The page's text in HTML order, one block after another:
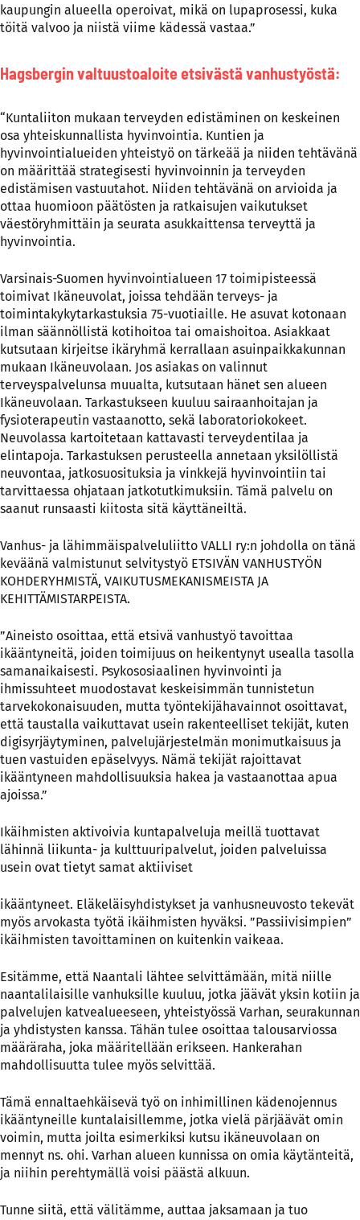
kaupungin alueella operoivat, mikä on lupaprosessi, kuka
töitä valvoo ja niistä viime kädessä vastaa.”
Hagsbergin valtuustoaloite etsivästä vanhustyöstä:
“Kuntaliiton mukaan terveyden edistäminen on keskeinen
osa yhteiskunnallista hyvinvointia. Kuntien ja
hyvinvointialueiden yhteistyö on tärkeää ja niiden tehtävänä
on määrittää strategisesti hyvinvoinnin ja terveyden
edistämisen vastuutahot. Niiden tehtävänä on arvioida ja
ottaa huomioon päätösten ja ratkaisujen vaikutukset
väestöryhmittäin ja seurata asukkaittensa terveyttä ja
hyvinvointia.
Varsinais-Suomen hyvinvointialueen 17 toimipisteessä
toimivat Ikäneuvolat, joissa tehdään terveys- ja
toimintakykytarkastuksia 75-vuotiaille. He asuvat kotonaan
ilman säännöllistä kotihoitoa tai omaishoitoa. Asiakkaat
kutsutaan kirjeitse ikäryhmä kerrallaan asuinpaikkakunnan
mukaan Ikäneuvolaan. Jos asiakas on valinnut
terveyspalvelunsa muualta, kutsutaan hänet sen alueen
Ikäneuvolaan. Tarkastukseen kuuluu sairaanhoitajan ja
fysioterapeutin vastaanotto, sekä laboratoriokokeet.
Neuvolassa kartoitetaan kattavasti terveydentilaa ja
elintapoja. Tarkastuksen perusteella annetaan yksilöllistä
neuvontaa, jatkosuosituksia ja vinkkejä hyvinvointiin tai
tarvittaessa ohjataan jatkotutkimuksiin. Tämä palvelu on
saanut runsaasti kiitosta sitä käyttäneiltä.
Vanhus- ja lähimmäispalveluliitto VALLI ry:n johdolla on tänä
keväänä valmistunut selvitystyö ETSIVÄN VANHUSTYÖN
KOHDERYHMISTÄ, VAIKUTUSMEKANISMEISTA JA
KEHITTÄMISTARPEISTA.
”Aineisto osoittaa, että etsivä vanhustyö tavoittaa
ikääntyneitä, joiden toimijuus on heikentynyt usealla tasolla
samanaikaisesti. Psykososiaalinen hyvinvointi ja
ihmissuhteet muodostavat keskeisimmän tunnistetun
tarvekokonaisuuden, mutta työntekijähavainnot osoittavat,
että taustalla vaikuttavat usein rakenteelliset tekijät, kuten
digisyrjäytyminen, palvelujärjestelmän monimutkaisuus ja
tuen vastuiden epäselvyys. Nämä tekijät rajoittavat
ikääntyneen mahdollisuuksia hakea ja vastaanottaa apua
ajoissa.”
Ikäihmisten aktivoivia kuntapalveluja meillä tuottavat
lähinnä liikunta- ja kulttuuripalvelut, joiden palveluissa
usein ovat tietyt samat aktiiviset
ikääntyneet. Eläkeläisyhdistykset ja vanhusneuvosto tekevät
myös arvokasta työtä ikäihmisten hyväksi. ”Passiivisimpien”
ikäihmisten tavoittaminen on kuitenkin vaikeaa.
Esitämme, että Naantali lähtee selvittämään, mitä niille
naantalilaisille vanhuksille kuuluu, jotka jäävät yksin kotiin ja
palvelujen katvealueeseen, yhteistyössä Varhan, seurakunnan
ja yhdistysten kanssa. Tähän tulee osoittaa talousarviossa
määräraha, joka määritellään erikseen. Hankerahan
mahdollisuutta tulee myös selvittää.
Tämä ennaltaehkäisevä työ on inhimillinen kädenojennus
ikääntyneille kuntalaisillemme, jotka vielä pärjäävät omin
voimin, mutta joilta esimerkiksi kutsu ikäneuvolaan on
mennyt ns. ohi. Varhan alueen kunnissa on omia käytänteitä,
ja niihin perehtymällä voisi päästä alkuun.
Tunne siitä, että välitämme, auttaa jaksamaan ja tuo